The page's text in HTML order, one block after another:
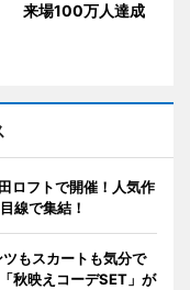
来場100万人達成
ロフトで開催！人気作
線で集結！
もスカートも気分で
秋映えコーデSET」が